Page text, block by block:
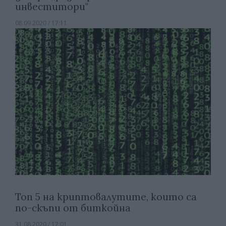
инвеститори"
08.09.2020 / 17:11
Топ 5 на криптовалутите, които са
по-скъпи от биткойна